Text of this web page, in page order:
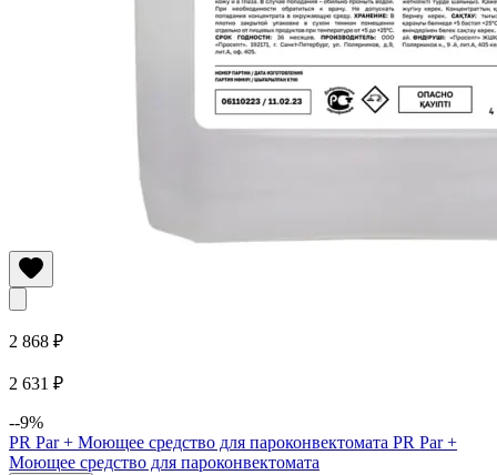
2 868 ₽
2 631 ₽
--9%
PR Par + Моющее средство для пароконвектомата PR Par +
Моющее средство для пароконвектомата